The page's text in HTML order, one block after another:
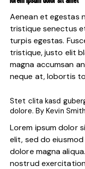
Aenean et egestas
tristique senectus
turpis egestas.
tristique, justo elit
magna accumsan
neque at, lobortis
Stet clita kasd
dolore. ByKevin Smith
Lorem ipsum dolor
elit, sed do
dolore magna
nostrud